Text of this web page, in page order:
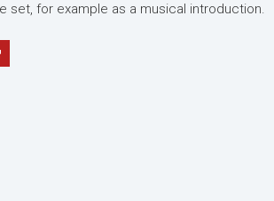
set, for example as a musical introduction.